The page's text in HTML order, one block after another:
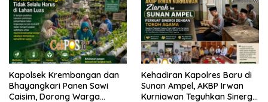
Kapolsek Krembangan dan
Bhayangkari Panen Sawi
Caisim, Dorong Warga
Kehadiran Kapolres Baru di
Sunan Ampel, AKBP Irwan
Kurniawan Teguhkan Sinergi